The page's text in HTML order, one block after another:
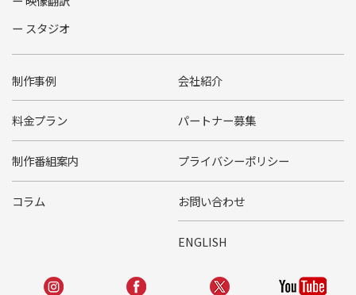
スタジオ
制作事例
料金プラン
制作番組案内
コラム
会社紹介
パートナー募集
プライバシーポリシー
お問い合わせ
ENGLISH